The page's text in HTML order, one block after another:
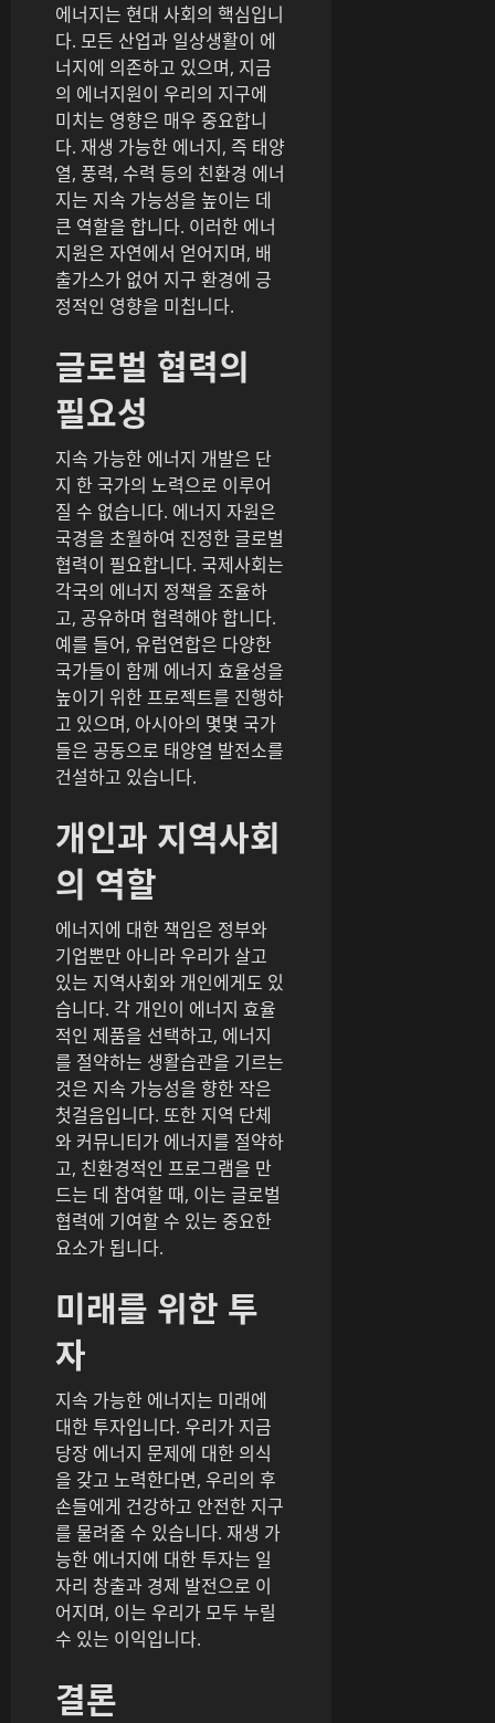
에너지는 현대 사회의 핵심입니
다. 모든 산업과 일상생활이 에
너지에 의존하고 있으며, 지금
의 에너지원이 우리의 지구에
미치는 영향은 매우 중요합니
다. 재생 가능한 에너지, 즉 태양
열, 풍력, 수력 등의 친환경 에너
지는 지속 가능성을 높이는 데
큰 역할을 합니다. 이러한 에너
지원은 자연에서 얻어지며, 배
출가스가 없어 지구 환경에 긍
정적인 영향을 미칩니다.
글로벌 협력의
필요성
지속 가능한 에너지 개발은 단
지 한 국가의 노력으로 이루어
질 수 없습니다. 에너지 자원은
국경을 초월하여 진정한 글로벌
협력이 필요합니다. 국제사회는
각국의 에너지 정책을 조율하
고, 공유하며 협력해야 합니다.
예를 들어, 유럽연합은 다양한
국가들이 함께 에너지 효율성을
높이기 위한 프로젝트를 진행하
고 있으며, 아시아의 몇몇 국가
들은 공동으로 태양열 발전소를
건설하고 있습니다.
개인과 지역사회
의 역할
에너지에 대한 책임은 정부와
기업뿐만 아니라 우리가 살고
있는 지역사회와 개인에게도 있
습니다. 각 개인이 에너지 효율
적인 제품을 선택하고, 에너지
를 절약하는 생활습관을 기르는
것은 지속 가능성을 향한 작은
첫걸음입니다. 또한 지역 단체
와 커뮤니티가 에너지를 절약하
고, 친환경적인 프로그램을 만
드는 데 참여할 때, 이는 글로벌
협력에 기여할 수 있는 중요한
요소가 됩니다.
미래를 위한 투
자
지속 가능한 에너지는 미래에
대한 투자입니다. 우리가 지금
당장 에너지 문제에 대한 의식
을 갖고 노력한다면, 우리의 후
손들에게 건강하고 안전한 지구
를 물려줄 수 있습니다. 재생 가
능한 에너지에 대한 투자는 일
자리 창출과 경제 발전으로 이
어지며, 이는 우리가 모두 누릴
수 있는 이익입니다.
결론